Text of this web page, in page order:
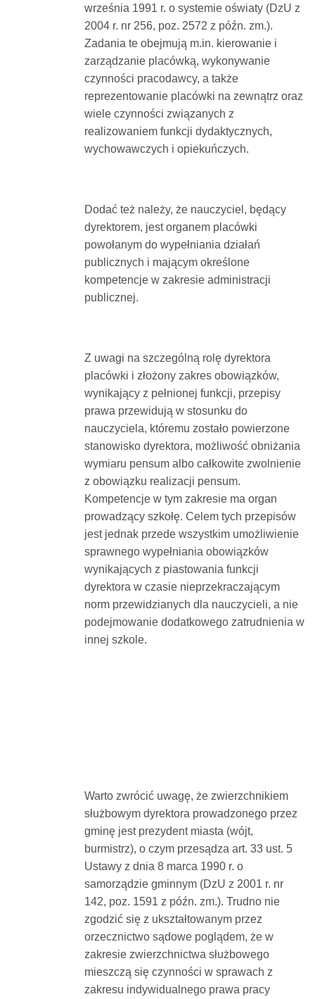
września 1991 r. o systemie oświaty (DzU z
2004 r. nr 256, poz. 2572 z późn. zm.).
Zadania te obejmują m.in. kierowanie i
zarządzanie placówką, wykonywanie
czynności pracodawcy, a także
reprezentowanie placówki na zewnątrz oraz
wiele czynności związanych z
realizowaniem funkcji dydaktycznych,
wychowawczych i opiekuńczych.
Dodać też należy, że nauczyciel, będący
dyrektorem, jest organem placówki
powołanym do wypełniania działań
publicznych i mającym określone
kompetencje w zakresie administracji
publicznej.
Z uwagi na szczególną rolę dyrektora
placówki i złożony zakres obowiązków,
wynikający z pełnionej funkcji, przepisy
prawa przewidują w stosunku do
nauczyciela, któremu zostało powierzone
stanowisko dyrektora, możliwość obniżania
wymiaru pensum albo całkowite zwolnienie
z obowiązku realizacji pensum.
Kompetencje w tym zakresie ma organ
prowadzący szkołę. Celem tych przepisów
jest jednak przede wszystkim umożliwienie
sprawnego wypełniania obowiązków
wynikających z piastowania funkcji
dyrektora w czasie nieprzekraczającym
norm przewidzianych dla nauczycieli, a nie
podejmowanie dodatkowego zatrudnienia w
innej szkole.
Warto zwrócić uwagę, że zwierzchnikiem
służbowym dyrektora prowadzonego przez
gminę jest prezydent miasta (wójt,
burmistrz), o czym przesądza art. 33 ust. 5
Ustawy z dnia 8 marca 1990 r. o
samorządzie gminnym (DzU z 2001 r. nr
142, poz. 1591 z późn. zm.). Trudno nie
zgodzić się z ukształtowanym przez
orzecznictwo sądowe poglądem, że w
zakresie zwierzchnictwa służbowego
mieszczą się czynności w sprawach z
zakresu indywidualnego prawa pracy